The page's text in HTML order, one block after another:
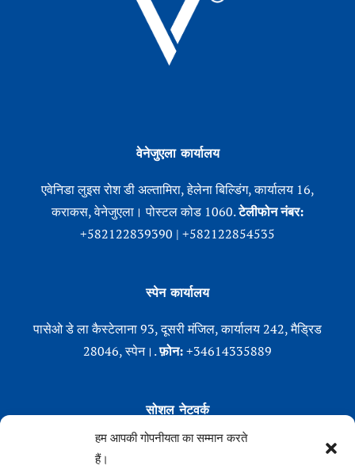
हम आपकी गोपनीयता का सम्मान करते
हैं।
वेनेजुएला कार्यालय
एवेनिडा लुइस रोश डी अल्तामिरा, हेलेना बिल्डिंग, कार्यालय 16,
कराकस, वेनेजुएला। पोस्टल कोड 1060.टेलीफोन नंबर:
+582122839390 | +582122854535
स्पेन कार्यालय
पासेओ डे ला कैस्टेलाना 93, दूसरी मंजिल, कार्यालय 242, मैड्रिड
28046, स्पेन।.फ़ोन:+34614335889
सोशल नेटवर्क
Linkedin